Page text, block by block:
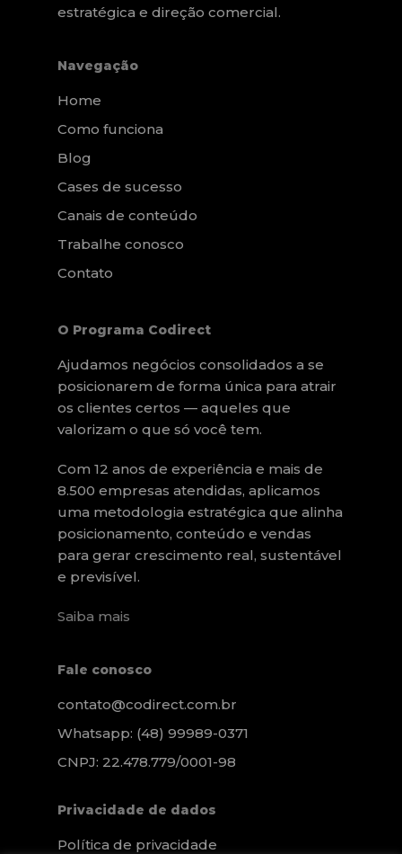
estratégica e direção comercial.
Navegação
Home
Como funciona
Blog
Cases de sucesso
Canais de conteúdo
Trabalhe conosco
Contato
O Programa Codirect
Ajudamos negócios consolidados a se
posicionarem de forma única para atrair
os clientes certos — aqueles que
valorizam o que só você tem.
Com 12 anos de experiência e mais de
8.500 empresas atendidas, aplicamos
uma metodologia estratégica que alinha
posicionamento, conteúdo e vendas
para gerar crescimento real, sustentável
e previsível.
Saiba mais
Fale conosco
contato@codirect.com.br
Whatsapp: (48) 99989-0371
CNPJ: 22.478.779/0001-98
Privacidade de dados
Política de privacidade